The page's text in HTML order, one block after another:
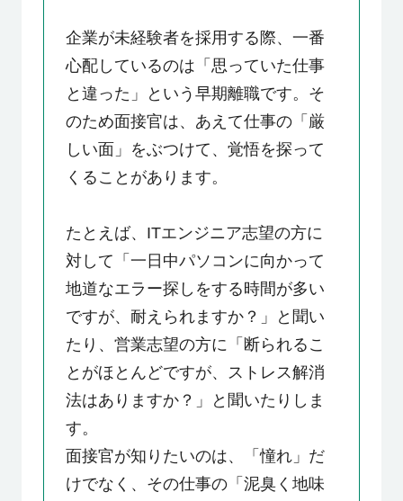
企業が未経験者を採用する際、一番
心配しているのは「思っていた仕事
と違った」という早期離職です。そ
のため面接官は、あえて仕事の「厳
しい面」をぶつけて、覚悟を探って
くることがあります。
たとえば、ITエンジニア志望の方に
対して「一日中パソコンに向かって
地道なエラー探しをする時間が多い
ですが、耐えられますか？」と聞い
たり、営業志望の方に「断られるこ
とがほとんどですが、ストレス解消
法はありますか？」と聞いたりしま
す。
面接官が知りたいのは、「憧れ」だ
けでなく、その仕事の「泥臭く地味